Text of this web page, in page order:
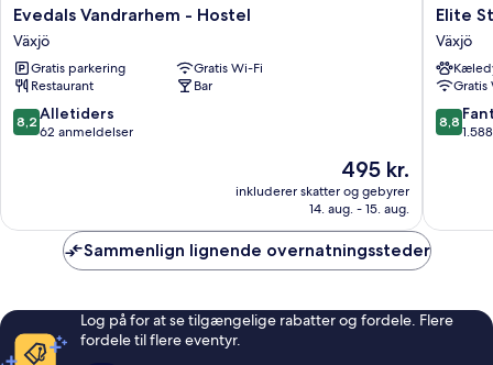
Evedals
Vandrarhem
-
Hostel
Växjö
Evedals Vandrarhem - Hostel
Växjö
Gratis parkering
Gratis Wi-Fi
Restaurant
Bar
8.2
ud
anmeldelser
8,2 Alletiders
62 anmeldelser
Prisen
495 kr.
495 kr.
inkluderer skatter og gebyrer
14. aug. - 15. aug.
Elite
Växjö
Växjö
Elite
Växjö
Gratis
8.8
ud
8,8
Sammenlign lignende overnatningssteder
Log på for at se tilgængelige rabatter og fordele. Flere
fordele til flere eventyr.